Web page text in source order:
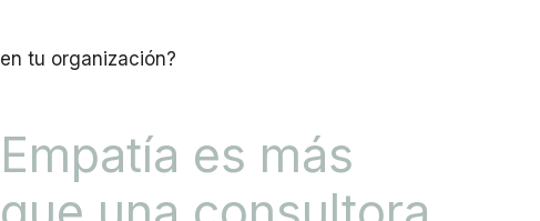
en tu organización?
Empatía es más